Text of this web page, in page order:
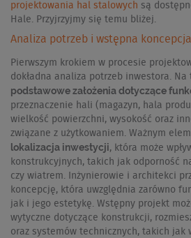
projektowania hal stalowych są
Hale. Przyjrzyjmy się temu bliżej.
Analiza potrzeb i wstępna koncepcja
Pierwszym krokiem w procesie
dokładna analiza potrzeb inwestora.
podstawowe założenia dotyczące
przeznaczenie hali (magazyn, hala
wielkość powierzchni, wysokość oraz
związane z użytkowaniem. Ważnym
lokalizacja inwestycji, która może
konstrukcyjnych, takich jak odporność
czy wiatrem. Inżynierowie i architekci
koncepcję, która uwzględnia zarówno
jak i jego estetykę. Wstępny projekt
wytyczne dotyczące konstrukcji,
oraz systemów technicznych, takich jak